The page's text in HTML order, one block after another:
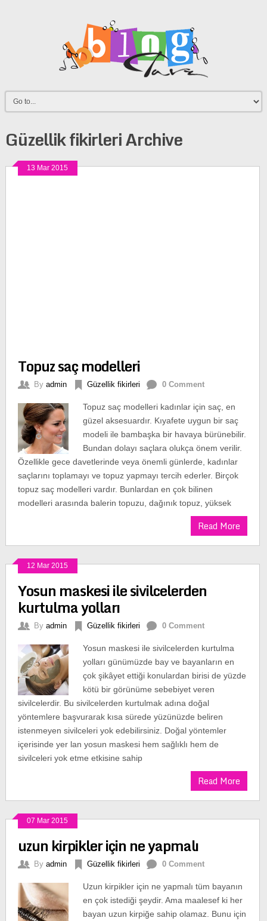
Güzellik fikirleri Archive
13 Mar 2015
Topuz saç modelleri
By admin Güzellik fikirleri 0 Comment
Topuz saç modelleri kadınlar için saç, en
güzel aksesuardır. Kıyafete uygun bir saç
modeli ile bambaşka bir havaya bürünebilir.
Bundan dolayı saçlara olukça önem verilir.
Özellikle gece davetlerinde veya önemli günlerde, kadınlar
saçlarını toplamayı ve topuz yapmayı tercih ederler. Birçok
topuz saç modelleri vardır. Bunlardan en çok bilinen
modelleri arasında balerin topuzu, dağınık topuz, yüksek
Read More
12 Mar 2015
Yosun maskesi ile sivilcelerden
kurtulma yolları
By admin Güzellik fikirleri 0 Comment
Yosun maskesi ile sivilcelerden kurtulma
yolları günümüzde bay ve bayanların en
çok şikâyet ettiği konulardan birisi de yüzde
kötü bir görünüme sebebiyet veren
sivilcelerdir. Bu sivilcelerden kurtulmak adına doğal
yöntemlere başvurarak kısa sürede yüzünüzde beliren
istenmeyen sivilceleri yok edebilirsiniz. Doğal yöntemler
içerisinde yer lan yosun maskesi hem sağlıklı hem de
sivilceleri yok etme etkisine sahip
Read More
07 Mar 2015
uzun kirpikler için ne yapmalı
By admin Güzellik fikirleri 0 Comment
Uzun kirpikler için ne yapmalı tüm bayanın
en çok istediği şeydir. Ama maalesef ki her
bayan uzun kirpiğe sahip olamaz. Bunu için